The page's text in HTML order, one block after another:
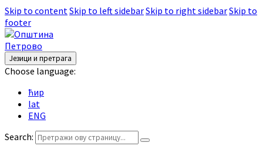
Skip to contentSkip to left sidebarSkip to right sidebarSkip to
footer
Језици и претрага
Choose language:
ћир
lat
ENG
Search: